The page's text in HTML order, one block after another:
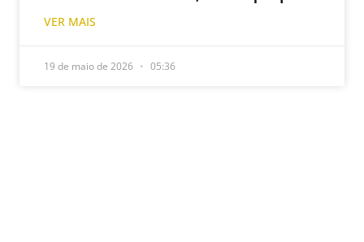
VER MAIS
19 de maio de 2026 05:36